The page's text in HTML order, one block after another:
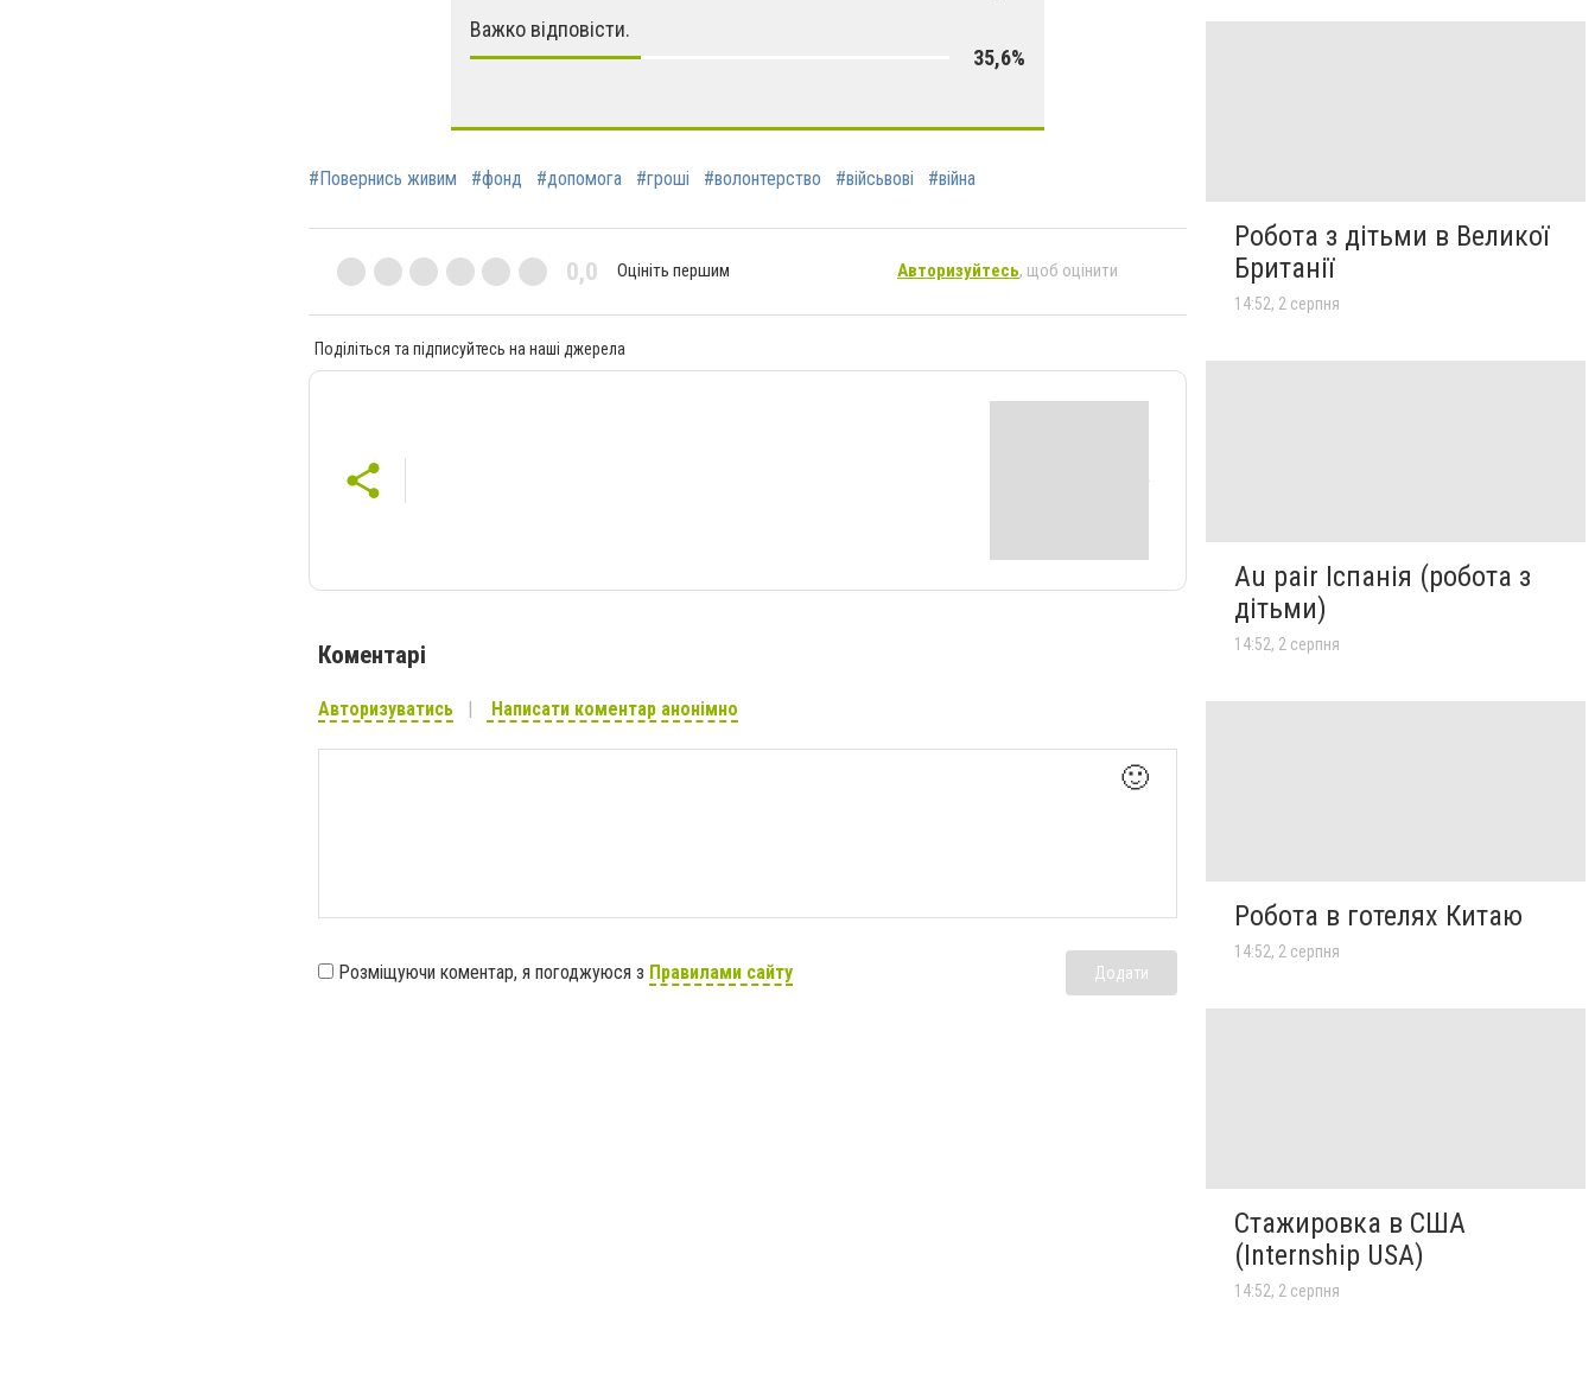
Важко відповісти.
35,6%
#Повернись живим #фонд #допомога #гроші #волонтерство #війсьвові #війна
0,0 Оцініть першим Авторизуйтесь, щоб оцінити
Поділіться та підписуйтесь на наші джерела
Коментарі
Авторизуватись Написати коментар анонімно
🙂
Розміщуючи коментар, я погоджуюся з Правилами сайту Додати
Робота з дітьми в Великої
Британії
14:52, 2 серпня
Au pair Іспанія (робота з
дітьми)
14:52, 2 серпня
Робота в готелях Китаю
14:52, 2 серпня
Стажировка в США
(Internship USA)
14:52, 2 серпня